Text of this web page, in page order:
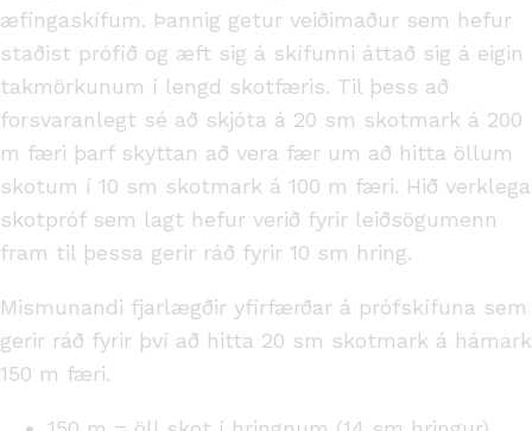
æfingaskífum. Þannig getur veiðimaður sem hefur
staðist prófið og æft sig á skífunni áttað sig á eigin
takmörkunum í lengd skotfæris. Til þess að
forsvaranlegt sé að skjóta á 20 sm skotmark á 200
m færi þarf skyttan að vera fær um að hitta öllum
skotum í 10 sm skotmark á 100 m færi. Hið verklega
skotpróf sem lagt hefur verið fyrir leiðsögumenn
fram til þessa gerir ráð fyrir 10 sm hring.
Mismunandi fjarlægðir yfirfærðar á prófskífuna sem
gerir ráð fyrir því að hitta 20 sm skotmark á hámark
150 m færi.